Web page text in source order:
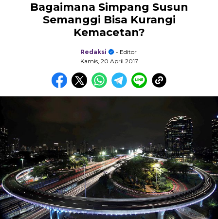
Bagaimana Simpang Susun
Semanggi Bisa Kurangi
Kemacetan?
Redaksi
- Editor
Kamis, 20 April 2017